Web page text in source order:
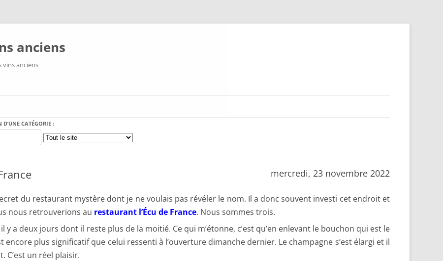
anciens
vins anciens
D’UNE CATÉGORIE :
mercredi, 23 novembre 2022
du restaurant mystère dont je ne voulais pas révéler le nom. Il a donc souvent investi cet endroit et
nous retrouverions au restaurant l’Écu de France. Nous sommes trois.
y a deux jours dont il reste plus de la moitié. Ce qui m’étonne, c’est qu’en enlevant le bouchon qui est le
plus significatif que celui ressenti à l’ouverture dimanche dernier. Le champagne s’est élargi et il
C’est un réel plaisir.